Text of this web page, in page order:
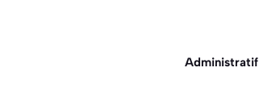
Administratif